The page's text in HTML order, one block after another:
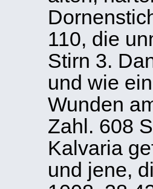
110, die
Stirn 3.
und wie
Wunden
Zahl. 608
Kalvaria
und jene,